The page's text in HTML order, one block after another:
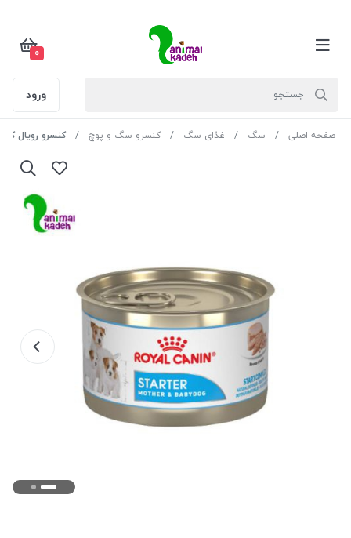
0
ورود
صفحه اصلی سگ غذای سگ کنسرو سگ و پوچ کنسرو رویال کنین